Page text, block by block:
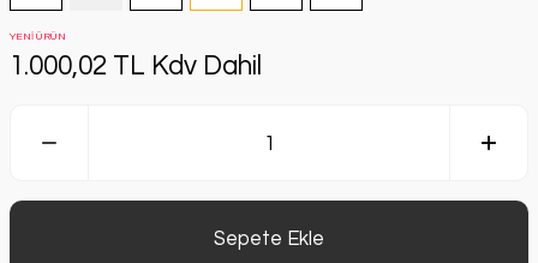
YENİ ÜRÜN
1.000,02 TL Kdv Dahil
Sepete Ekle